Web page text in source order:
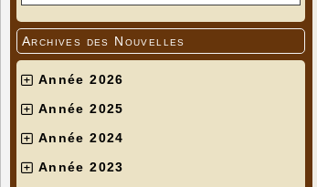
Archives des Nouvelles
Année 2026
Année 2025
Année 2024
Année 2023